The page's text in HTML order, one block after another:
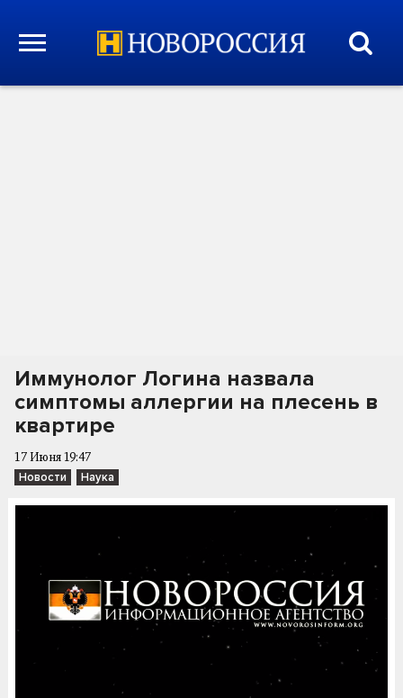
Иммунолог Логина назвала
симптомы аллергии на плесень в
квартире
17 Июня 19:47
Новости Наука